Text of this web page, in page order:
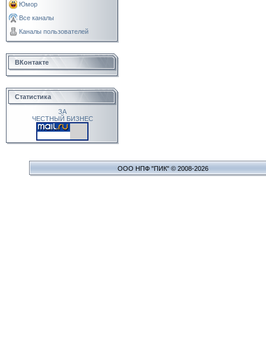
Юмор
Все каналы
Каналы пользователей
ВКонтакте
Статистика
ЗА
ЧЕСТНЫЙ БИЗНЕС
ООО НПФ "ПИК" © 2008-2026